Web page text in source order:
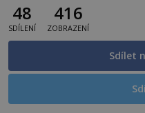
48
SDÍLENÍ
416
ZOBRAZENÍ
Sdílet